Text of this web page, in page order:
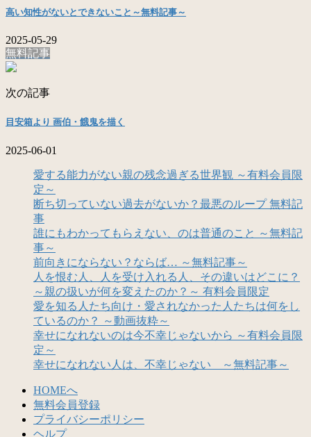
高い知性がないとできないこと～無料記事～
2025-05-29
無料記事
次の記事
目安箱より 画伯・餓鬼を描く
2025-06-01
愛する能力がない親の残念過ぎる世界観 ～有料会員限
定～
断ち切っていない過去がないか？最悪のループ 無料記
事
誰にもわかってもらえない、のは普通のこと ～無料記
事～
前向きにならない？ならば… ～無料記事～
人を恨む人、人を受け入れる人、その違いはどこに？
～親の扱いが何を変えたのか？～ 有料会員限定
愛を知る人たち向け・愛されなかった人たちは何をし
ているのか？ ～動画抜粋～
幸せになれないのは今不幸じゃないから ～有料会員限
定～
幸せになれない人は、不幸じゃない ～無料記事～
HOMEへ
無料会員登録
プライバシーポリシー
ヘルプ